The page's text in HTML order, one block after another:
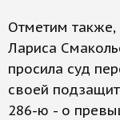
Отметим
Лариса
просила суд
своей
286-ю - о